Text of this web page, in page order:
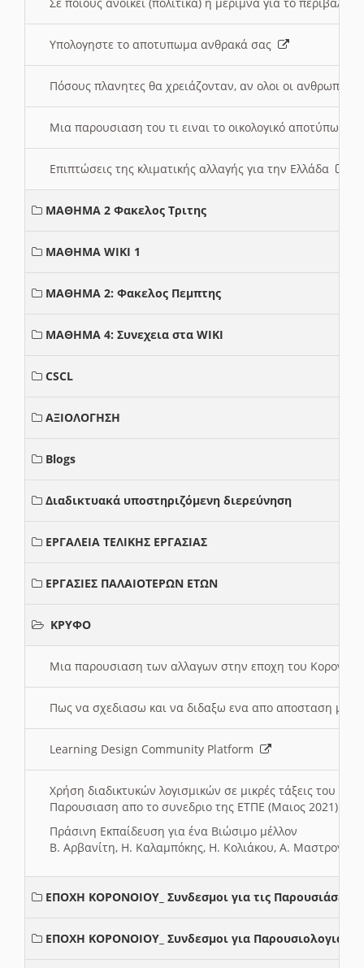
Υπολογηστε το αποτυπωμα ανθρακά σας
Πόσους πλανητες θα χρειάζονταν, αν ολοι οι ανθρωποι
Μια παρουσιαση του τι ειναι το οικολογικό αποτύπωμα
Επιπτώσεις της κλιματικής αλλαγής για την Ελλάδα
ΜΑΘΗΜΑ 2 Φακελος Τριτης
ΜΑΘΗΜΑ WIKI 1
ΜΑΘΗΜΑ 2: Φακελος Πεμπτης
ΜΑΘΗΜΑ 4: Συνεχεια στα WIKI
CSCL
ΑΞΙΟΛΟΓΗΣΗ
Blogs
Διαδικτυακά υποστηριζόμενη διερεύνηση
ΕΡΓΑΛΕΙΑ ΤΕΛΙΚΗΣ ΕΡΓΑΣΙΑΣ
ΕΡΓΑΣΙΕΣ ΠΑΛΑΙΟΤΕΡΩΝ ΕΤΩΝ
ΚΡΥΦΟ
Μια παρουσιαση των αλλαγων στην εποχη του
Πως να σχεδιασω και να διδαξω ενα απο αποσταση
Learning Design Community Platform
Χρήση διαδικτυκών λογισμικών σε μικρές τάξεις του
Παρουσιαση απο το συνεδριο της ΕΤΠΕ (Μαιος 2021)
Πράσινη Εκπαίδευση για ένα Βιώσιμο μέλλον
Β. Αρβανίτη, Η. Καλαμπόκης, Η. Κολιάκου, Α.
ΕΠΟΧΗ ΚΟΡΟΝΟΙΟΥ_ Συνδεσμοι για τις Παρουσιάσεις
ΕΠΟΧΗ ΚΟΡΟΝΟΙΟΥ_ Συνδεσμοι για Παρουσιολογια